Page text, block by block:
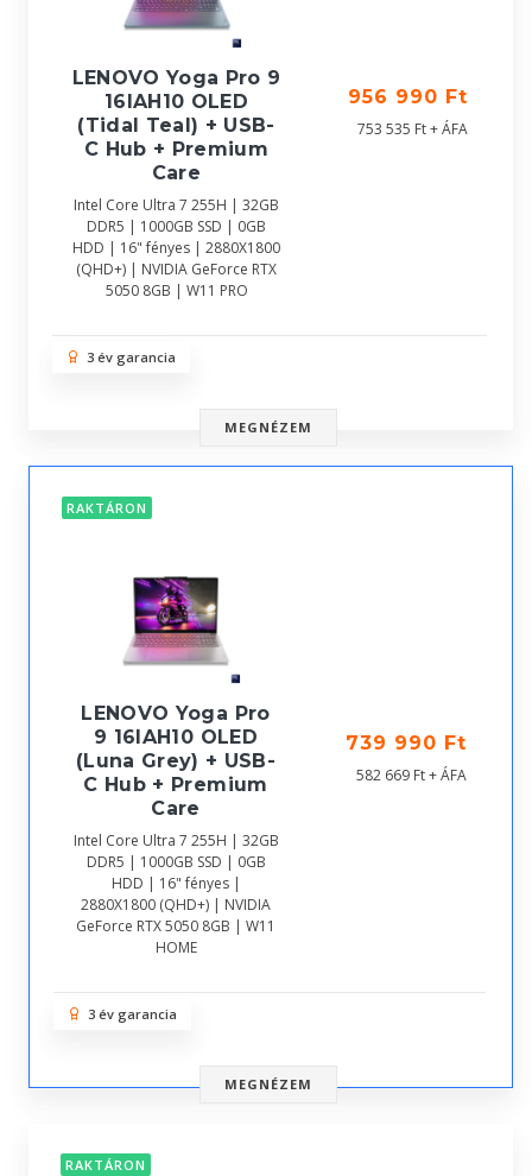
LENOVO Yoga Pro 9
16IAH10 OLED
(Tidal Teal) + USB-
C Hub + Premium
Care
Intel Core Ultra 7 255H | 32GB
DDR5 | 1000GB SSD | 0GB
HDD | 16" fényes | 2880X1800
(QHD+) | NVIDIA GeForce RTX
5050 8GB | W11 PRO
956 990 Ft
753 535 Ft + ÁFA
3 év garancia
MEGNÉZEM
RAKTÁRON
LENOVO Yoga Pro
9 16IAH10 OLED
(Luna Grey) + USB-
C Hub + Premium
Care
Intel Core Ultra 7 255H | 32GB
DDR5 | 1000GB SSD | 0GB
HDD | 16" fényes |
2880X1800 (QHD+) | NVIDIA
GeForce RTX 5050 8GB | W11
HOME
739 990 Ft
582 669 Ft + ÁFA
3 év garancia
MEGNÉZEM
RAKTÁRON